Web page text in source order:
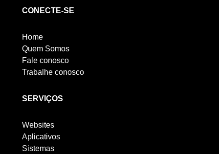
CONECTE-SE
Home
Quem Somos
Fale conosco
Trabalhe conosco
SERVIÇOS
Websites
Aplicativos
Sistemas